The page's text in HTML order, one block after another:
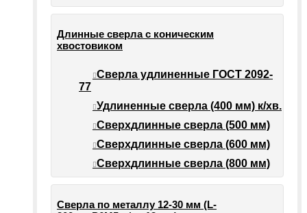
Длинные сверла с коническим
хвостовиком
Сверла удлиненные ГОСТ 2092-
77
Удлиненные сверла (400 мм) к/хв.
Сверхдлинные сверла (500 мм)
Сверхдлинные сверла (600 мм)
Сверхдлинные сверла (800 мм)
Сверла по металлу 12-30 мм (L-